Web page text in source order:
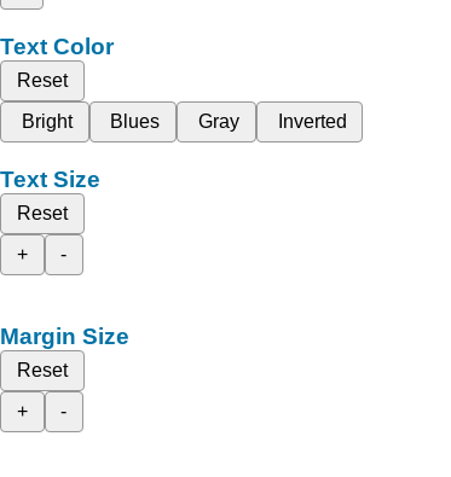
Text Color
Reset
Bright
Blues Gray Inverted
Text Size
Reset
+
-
Margin Size
Reset
+
-